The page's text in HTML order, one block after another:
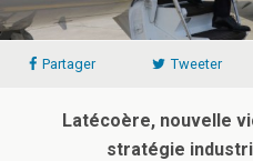
Partager Tweeter
Latécoère, nouvelle
stratégie